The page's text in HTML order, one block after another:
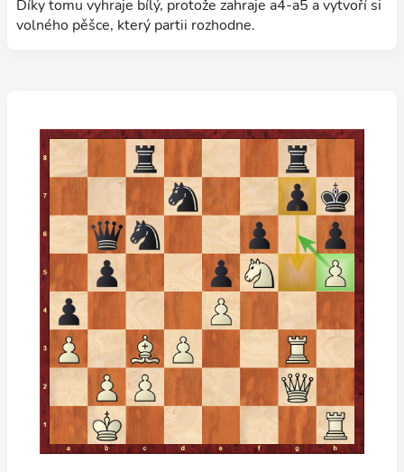
Díky tomu vyhraje bílý, protože zahraje a4-a5 a vytvoří si
volného pěšce, který partii rozhodne.